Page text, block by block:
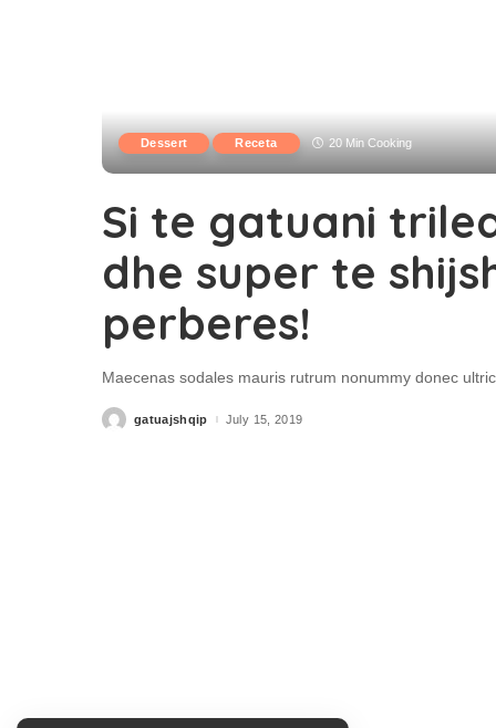
Dessert Receta 20 Min Cooking
Si te gatuani
dhe super te
perberes!
Maecenas sodales mauris rutrum nonummy donec
Postedgatuajshqip July 15, 2019